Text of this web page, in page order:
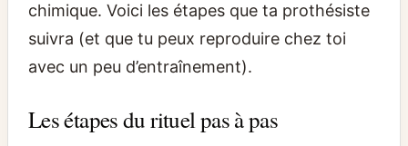
chimique. Voici les étapes que ta prothésiste
suivra (et que tu peux reproduire chez toi
avec un peu d’entraînement).
Les étapes du rituel pas à pas